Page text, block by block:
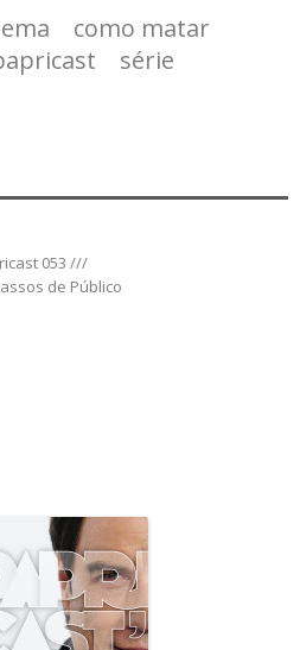
como matar
série
053 ///
de Público